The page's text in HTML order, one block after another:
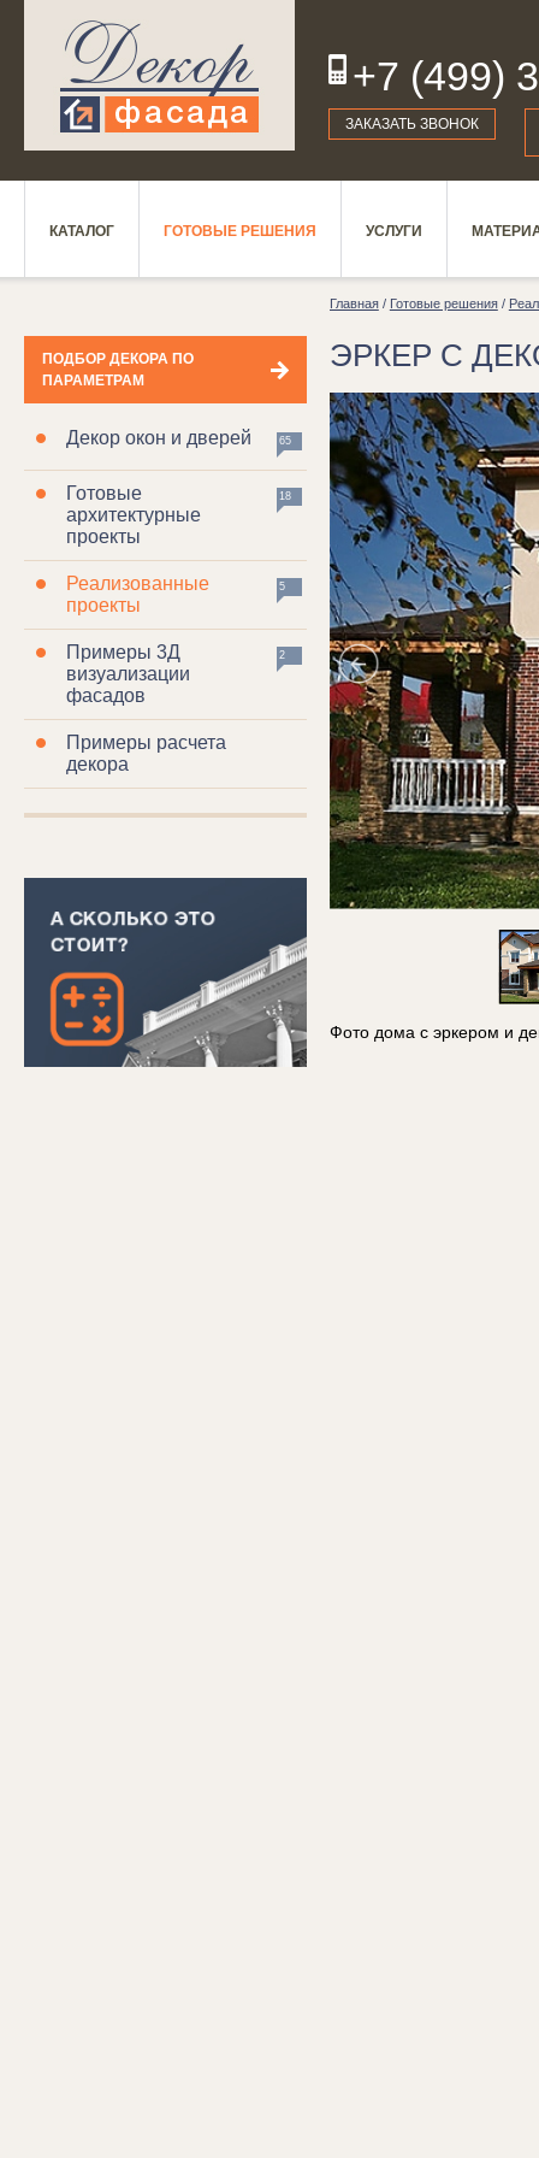
+7 (499)
19
ЗАКАЗАТЬ ЗВОНОК
КАТАЛОГ ГОТОВЫЕ РЕШЕНИЯ УСЛУГИ
ПОДБОР ДЕКОРА ПО
ПАРАМЕТРАМ
Декор окон и дверей 65
Готовые
архитектурные
проекты
18
Реализованные
проекты
5
Примеры 3Д
визуализации
фасадов
2
Примеры расчета
декора
Главная/ Готовые решения/
ЭРКЕР С
Фото дома с эркером и